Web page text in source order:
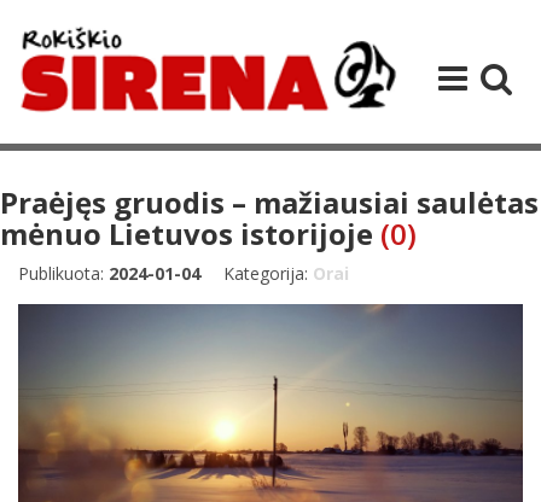
Praėjęs gruodis – mažiausiai saulėtas
mėnuo Lietuvos istorijoje (0)
Publikuota: 2024-01-04 Kategorija: Orai